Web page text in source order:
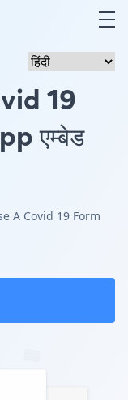
19
एम्बेड
A Covid 19 Form